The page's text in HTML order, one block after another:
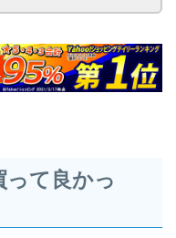
って良かっ